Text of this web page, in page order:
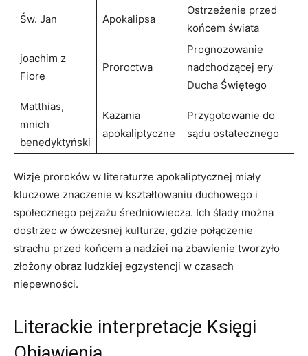
Św. ⁣Jan Apokalipsa
Ostrzeżenie⁢ przed
końcem świata
joachim ⁣z
Fiore
Proroctwa
Prognozowanie
nadchodzącej ery
Ducha Świętego
Matthias,
mnich
benedyktyński
Kazania
apokaliptyczne
Przygotowanie ‌do
sądu ostatecznego
Wizje proroków w literaturze apokaliptycznej miały
kluczowe znaczenie w ⁢kształtowaniu duchowego‍ i
społecznego pejzażu średniowiecza. Ich⁢ ślady można
‍dostrzec w ówczesnej kulturze, gdzie połączenie
strachu przed końcem a nadziei na zbawienie tworzyło
złożony obraz ludzkiej egzystencji w czasach
niepewności.
Literackie‍ interpretacje Księgi